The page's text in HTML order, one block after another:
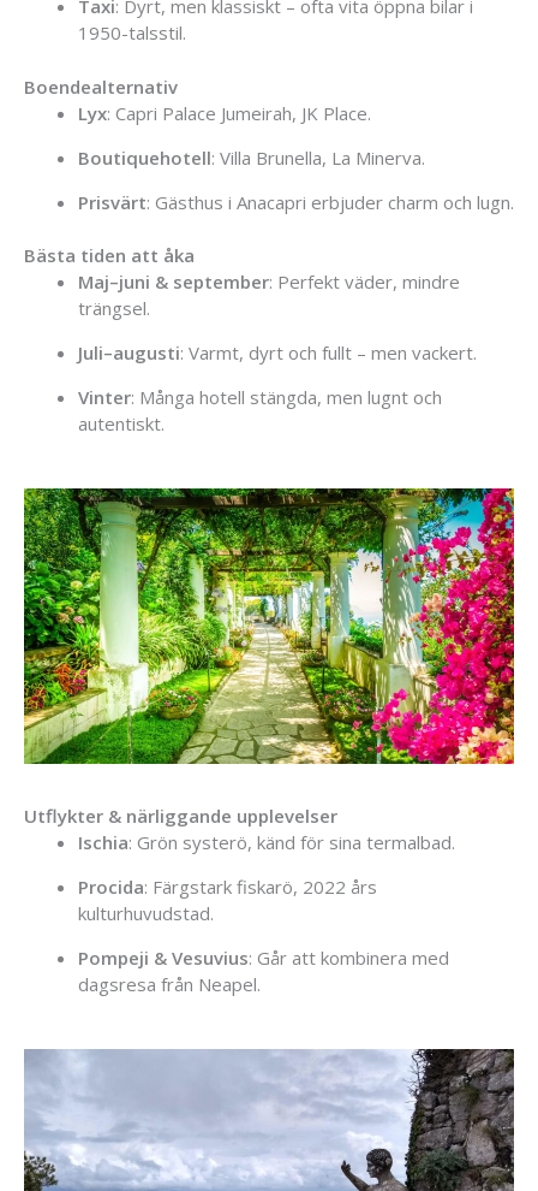
Taxi: Dyrt, men klassiskt – ofta vita öppna bilar i
1950-talsstil.
Boendealternativ
Lyx: Capri Palace Jumeirah, JK Place.
Boutiquehotell: Villa Brunella, La Minerva.
Prisvärt: Gästhus i Anacapri erbjuder charm och lugn.
Bästa tiden att åka
Maj–juni & september: Perfekt väder, mindre
trängsel.
Juli–augusti: Varmt, dyrt och fullt – men vackert.
Vinter: Många hotell stängda, men lugnt och
autentiskt.
Utflykter & närliggande upplevelser
Ischia: Grön systerö, känd för sina termalbad.
Procida: Färgstark fiskarö, 2022 års
kulturhuvudstad.
Pompeji & Vesuvius: Går att kombinera med
dagsresa från Neapel.